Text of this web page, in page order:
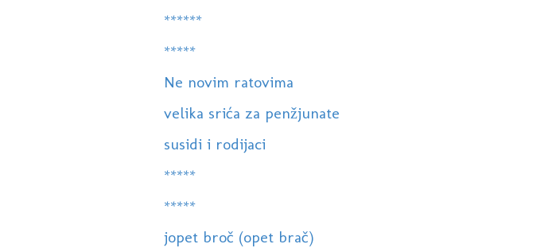
******
*****
Ne novim ratovima
velika srića za penžjunate
susidi i rodijaci
*****
*****
jopet broč (opet brač)